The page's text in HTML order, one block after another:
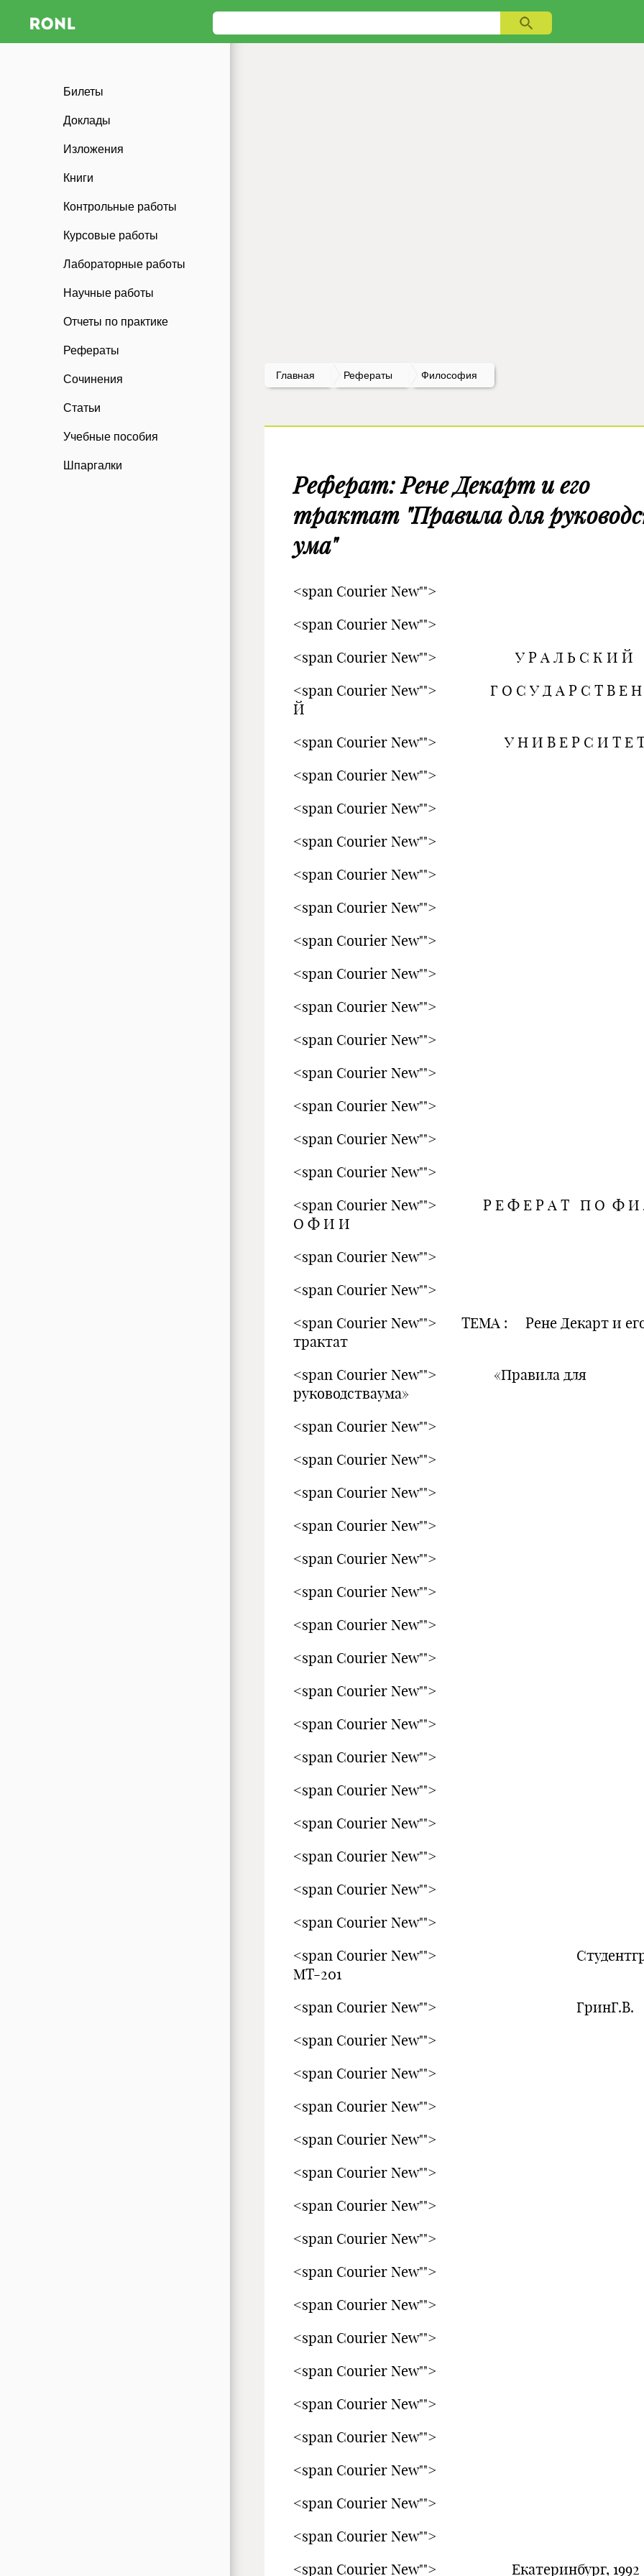
Билеты
Доклады
Изложения
Книги
Контрольные работы
Курсовые работы
Лабораторные работы
Научные работы
Отчеты по практике
Рефераты
Сочинения
Статьи
Учебные пособия
Шпаргалки
Главная Рефераты Философия
Реферат: Рене Декарт и его
трактат "Правила для
ума"
<span Courier New"">
<span Courier New"">
<span Courier New""> У Р А Л Ь С К И Й
<span Courier New""> Г О С У Д А Р С Т В Е
Й
<span Courier New""> У Н И В Е Р С И Т Е
<span Courier New"">
<span Courier New"">
<span Courier New"">
<span Courier New"">
<span Courier New"">
<span Courier New"">
<span Courier New"">
<span Courier New"">
<span Courier New"">
<span Courier New"">
<span Courier New"">
<span Courier New"">
<span Courier New"">
<span Courier New""> Р Е Ф Е Р А Т П О Ф И
О Ф И И
<span Courier New"">
<span Courier New"">
<span Courier New""> ТЕМА : Рене Декарт и
трактат
<span Courier New""> «Правила для
руководстваума»
<span Courier New"">
<span Courier New"">
<span Courier New"">
<span Courier New"">
<span Courier New"">
<span Courier New"">
<span Courier New"">
<span Courier New"">
<span Courier New"">
<span Courier New"">
<span Courier New"">
<span Courier New"">
<span Courier New"">
<span Courier New"">
<span Courier New"">
<span Courier New"">
<span Courier New"">
МТ-201
<span Courier New""> ГринГ.В.
<span Courier New"">
<span Courier New"">
<span Courier New"">
<span Courier New"">
<span Courier New"">
<span Courier New"">
<span Courier New"">
<span Courier New"">
<span Courier New"">
<span Courier New"">
<span Courier New"">
<span Courier New"">
<span Courier New"">
<span Courier New"">
<span Courier New"">
<span Courier New"">
<span Courier New""> Екатеринбург, 1992